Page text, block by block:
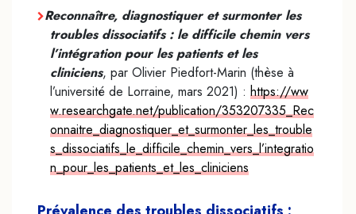
Reconnaître, diagnostiquer et surmonter les
troubles dissociatifs : le difficile chemin vers
l’intégration pour les patients et les
cliniciens, par Olivier Piedfort-Marin (thèse à
l’université de Lorraine, mars 2021) : https://ww
w.researchgate.net/publication/353207335_Rec
onnaitre_diagnostiquer_et_surmonter_les_trouble
s_dissociatifs_le_difficile_chemin_vers_l’integratio
n_pour_les_patients_et_les_cliniciens